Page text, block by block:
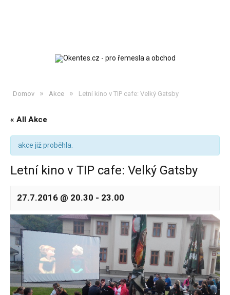
Domov » Akce » Letní kino v TIP cafe: Velký Gatsby
« All Akce
akce již proběhla.
Letní kino v TIP cafe: Velký Gatsby
27.7.2016 @ 20.30 - 23.00